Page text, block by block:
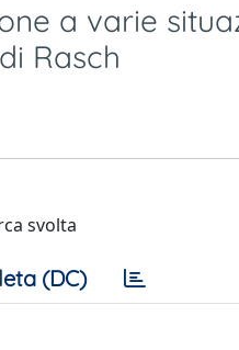
a varie
Rasch
svolta
(DC)